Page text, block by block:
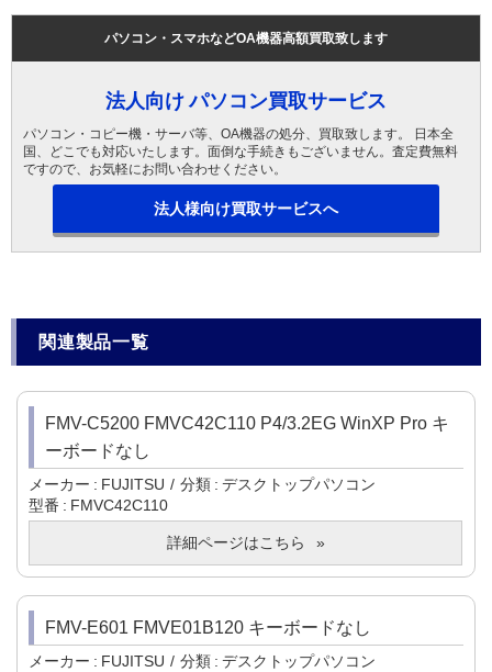
パソコン・スマホなどOA機器高額買取致します
法人向け パソコン買取サービス
パソコン・コピー機・サーバ等、OA機器の処分、買取致します。 日本全
国、どこでも対応いたします。面倒な手続きもございません。査定費無料
ですので、お気軽にお問い合わせください。
法人様向け買取サービスへ
関連製品一覧
FMV-C5200 FMVC42C110 P4/3.2EG WinXP Pro キ
ーボードなし
メーカー FUJITSU 分類
デスクトップパソコン
型番
FMVC42C110
詳細ページはこちら
FMV-E601 FMVE01B120 キーボードなし
メーカー FUJITSU 分類
デスクトップパソコン